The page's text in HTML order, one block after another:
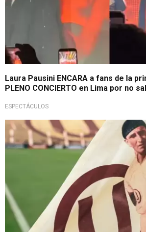
Laura Pausini ENCARA a fans de la
PLENO CONCIERTO en Lima por no
ESPECTÁCULOS
Se abrirá el Monumental